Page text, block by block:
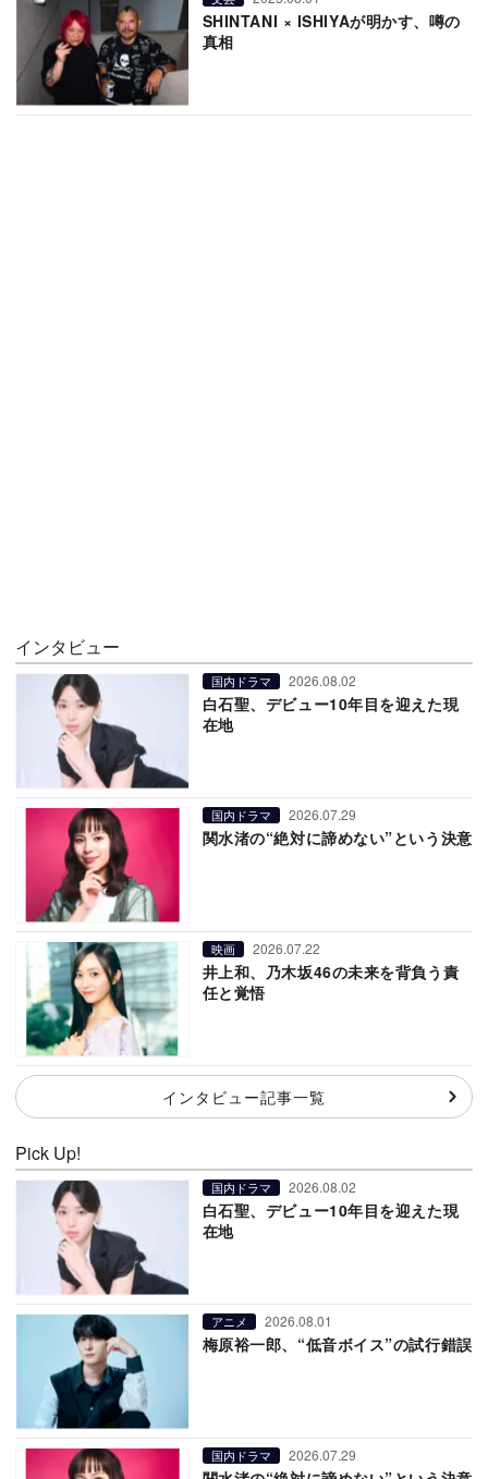
SHINTANI × ISHIYAが明かす、噂の
真相
インタビュー
国内ドラマ 2026.08.02
白石聖、デビュー10年目を迎えた現
在地
国内ドラマ 2026.07.29
関水渚の“絶対に諦めない”という決意
映画 2026.07.22
井上和、乃木坂46の未来を背負う責
任と覚悟
インタビュー記事一覧
Pick Up!
国内ドラマ 2026.08.02
白石聖、デビュー10年目を迎えた現
在地
アニメ 2026.08.01
梅原裕一郎、“低音ボイス”の試行錯誤
国内ドラマ 2026.07.29